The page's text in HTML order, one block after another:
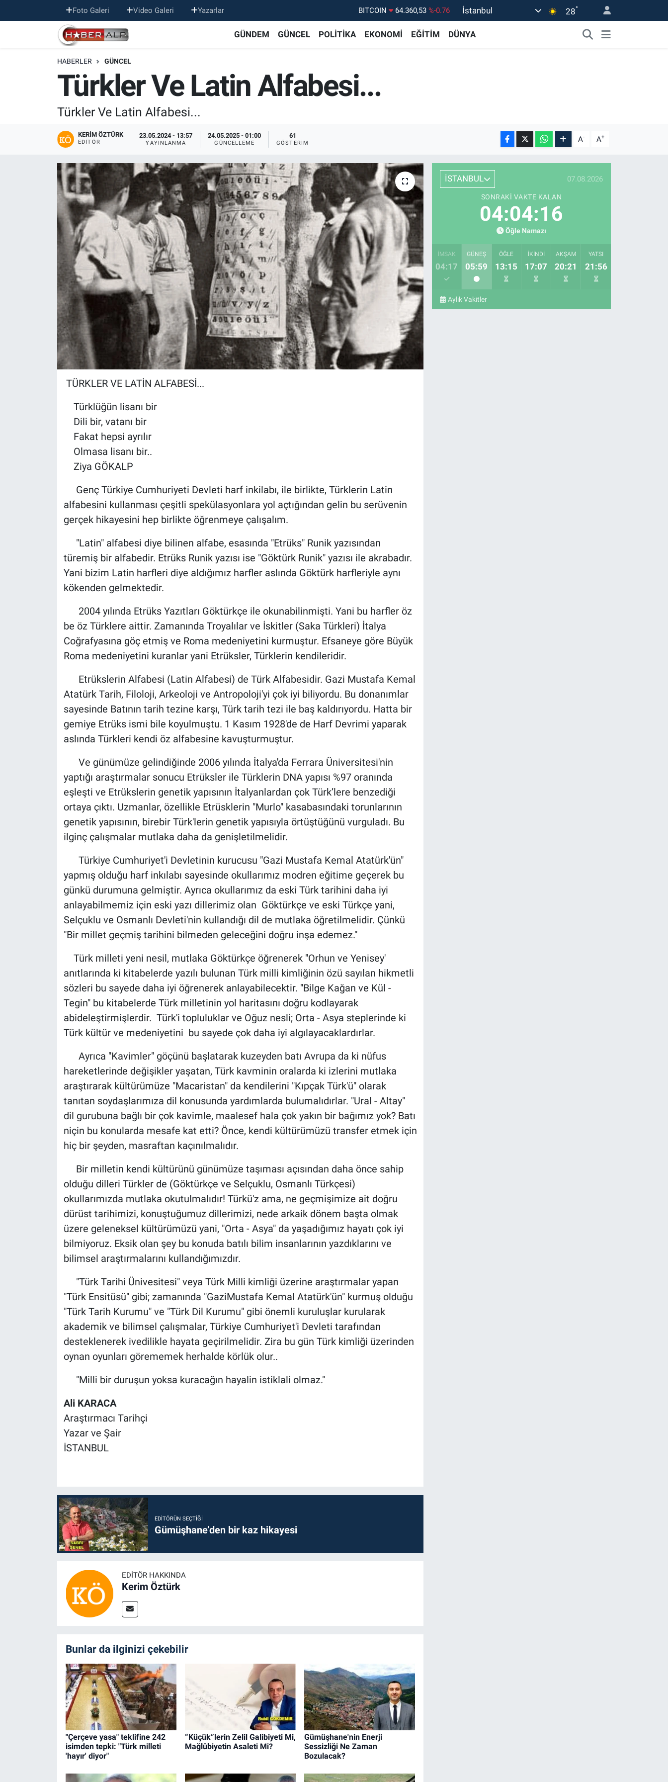
Foto Galeri Video Galeri Yazarlar DOLAR 47,7143 %0.16
55,0317
%-0.02
İstanbul 28°
GÜNDEM GÜNCEL POLİTİKA EKONOMİ EĞİTİM DÜNYA
HABERLER GÜNCEL
Türkler Ve Latin Alfabesi...
Türkler Ve Latin Alfabesi...
KERIM ÖZTÜRK
EDITÖR
23.05.2024 - 13:57
YAYINLANMA
24.05.2025 - 01:00
GÜNCELLEME
61
GÖSTERIM A- A+
TÜRKLER VE LATİN ALFABESİ...
Türklüğün lisanı bir
Dili bir, vatanı bir
Fakat hepsi ayrılır
Olmasa lisanı bir..
Ziya GÖKALP
Genç Türkiye Cumhuriyeti Devleti harf inkilabı, ile birlikte, Türklerin Latin
alfabesini kullanması çeşitli spekülasyonlara yol açtığından gelin bu serüvenin
gerçek hikayesini hep birlikte öğrenmeye çalışalım.
"Latin" alfabesi diye bilinen alfabe, esasında "Etrüks" Runik yazısından
türemiş bir alfabedir. Etrüks Runik yazısı ise "Göktürk Runik" yazısı ile akrabadır.
Yani bizim Latin harfleri diye aldığımız harfler aslında Göktürk harfleriyle aynı
kökenden gelmektedir.
2004 yılında Etrüks Yazıtları Göktürkçe ile okunabilinmişti. Yani bu harfler öz
be öz Türklere aittir. Zamanında Troyalılar ve İskitler (Saka Türkleri) İtalya
Coğrafyasına göç etmiş ve Roma medeniyetini kurmuştur. Efsaneye göre Büyük
Roma medeniyetini kuranlar yani Etrüksler, Türklerin kendileridir.
Etrükslerin Alfabesi (Latin Alfabesi) de Türk Alfabesidir. Gazi Mustafa Kemal
Atatürk Tarih, Filoloji, Arkeoloji ve Antropoloji'yi çok iyi biliyordu. Bu donanımlar
sayesinde Batının tarih tezine karşı, Türk tarih tezi ile baş kaldırıyordu. Hatta bir
gemiye Etrüks ismi bile koyulmuştu. 1 Kasım 1928'de de Harf Devrimi yaparak
aslında Türkleri kendi öz alfabesine kavuşturmuştur.
Ve günümüze gelindiğinde 2006 yılında İtalya'da Ferrara Üniversitesi'nin
yaptığı araştırmalar sonucu Etrüksler ile Türklerin DNA yapısı %97 oranında
eşleşti ve Etrükslerin genetik yapısının İtalyanlardan çok Türk’lere benzediği
ortaya çıktı. Uzmanlar, özellikle Etrüsklerin "Murlo" kasabasındaki torunlarının
genetik yapısının, birebir Türk'lerin genetik yapısıyla örtüştüğünü vurguladı. Bu
ilginç çalışmalar mutlaka daha da genişletilmelidir.
Türkiye Cumhuriyet'i Devletinin kurucusu "Gazi Mustafa Kemal Atatürk'ün"
yapmış olduğu harf inkılabı sayesinde okullarımız modren eğitime geçerek bu
günkü durumuna gelmiştir. Ayrıca okullarımız da eski Türk tarihini daha iyi
anlayabilmemiz için eski yazı dillerimiz olan Göktürkçe ve eski Türkçe yani,
Selçuklu ve Osmanlı Devleti'nin kullandığı dil de mutlaka öğretilmelidir. Çünkü
"Bir millet geçmiş tarihini bilmeden geleceğini doğru inşa edemez."
Türk milleti yeni nesil, mutlaka Göktürkçe öğrenerek "Orhun ve Yenisey'
anıtlarında ki kitabelerde yazılı bulunan Türk milli kimliğinin özü sayılan hikmetli
sözleri bu sayede daha iyi öğrenerek anlayabilecektir. "Bilge Kağan ve Kül -
Tegin" bu kitabelerde Türk milletinin yol haritasını doğru kodlayarak
abideleştirmişlerdir. Türk'i topluluklar ve Oğuz nesli; Orta - Asya steplerinde ki
Türk kültür ve medeniyetini bu sayede çok daha iyi algılayacaklardırlar.
Ayrıca "Kavimler" göçünü başlatarak kuzeyden batı Avrupa da ki nüfus
hareketlerinde değişikler yaşatan, Türk kavminin oralarda ki izlerini mutlaka
araştırarak kültürümüze "Macaristan" da kendilerini "Kıpçak Türk'ü" olarak
tanıtan soydaşlarımıza dil konusunda yardımlarda bulumalıdırlar. "Ural - Altay"
dil gurubuna bağlı bir çok kavimle, maalesef hala çok yakın bir bağımız yok? Batı
niçin bu konularda mesafe kat etti? Önce, kendi kültürümüzü transfer etmek için
hiç bir şeyden, masraftan kaçınılmalıdır.
Bir milletin kendi kültürünü günümüze taşıması açısından daha önce sahip
olduğu dilleri Türkler de (Göktürkçe ve Selçuklu, Osmanlı Türkçesi)
okullarımızda mutlaka okutulmalıdır! Türkü'z ama, ne geçmişimize ait doğru
dürüst tarihimizi, konuştuğumuz dillerimizi, nede arkaik dönem başta olmak
üzere geleneksel kültürümüzü yani, "Orta - Asya" da yaşadığımız hayatı çok iyi
bilmiyoruz. Eksik olan şey bu konuda batılı bilim insanlarının yazdıklarını ve
bilimsel araştırmalarını kullandığımızdır.
"Türk Tarihi Ünivesitesi" veya Türk Milli kimliği üzerine araştırmalar yapan
"Türk Ensitüsü" gibi; zamanında "GaziMustafa Kemal Atatürk'ün" kurmuş olduğu
"Türk Tarih Kurumu" ve "Türk Dil Kurumu" gibi önemli kuruluşlar kurularak
akademik ve bilimsel çalışmalar, Türkiye Cumhuriyet'i Devleti tarafından
desteklenerek ivedilikle hayata geçirilmelidir. Zira bu gün Türk kimliği üzerinden
oynan oyunları görememek herhalde körlük olur..
"Milli bir duruşun yoksa kuracağın hayalin istiklali olmaz."
Ali KARACA
Araştırmacı Tarihçi
Yazar ve Şair
İSTANBUL
EDITÖRÜN SEÇTIĞI
Gümüşhane’den bir kaz hikayesi
EDITÖR HAKKINDA
Kerim Öztürk
Bunlar da ilginizi çekebilir
"Çerçeve yasa" teklifine 242
isimden tepki: "Türk milleti
'hayır' diyor"
“Küçük”lerin Zelil Galibiyeti Mi,
Mağlûbiyetin Asaleti Mi?
Gümüşhane'nin Enerji
Sessizliği Ne Zaman
Bozulacak?
İSTANBUL 07.08.2026
SONRAKI VAKTE KALAN
04:04:15
Öğle Namazı
İMSAK
04:17
GÜNEŞ
05:59
ÖĞLE
13:15
İKINDI
17:07
AKŞAM
20:21
YATSI
21:56
Aylık Vakitler
Nöbetçi Eczaneler
Hava Durumu
Trafik Durumu
Süper Lig Puan Durumu ve Fikstür
Tüm Manşetler
Son Dakika Haberleri
Haber Arşivi